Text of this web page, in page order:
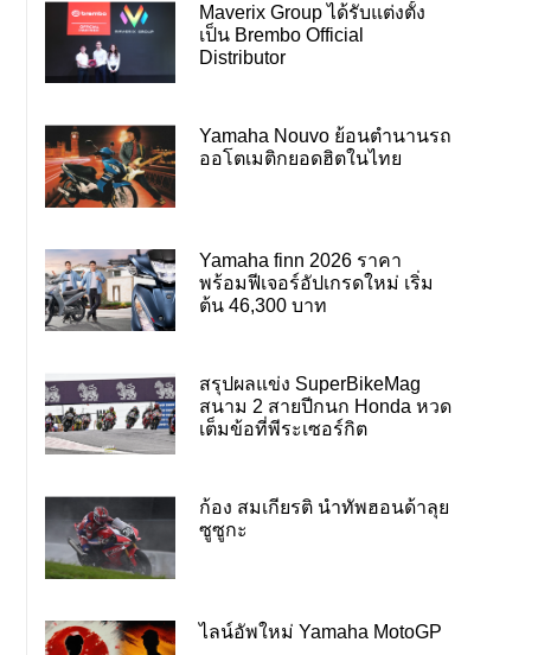
Maverix Group ได้รับแต่งตั้ง
เป็น Brembo Official
Distributor
Yamaha Nouvo ย้อนตำนานรถ
ออโตเมติกยอดฮิตในไทย
Yamaha finn 2026 ราคา
พร้อมฟีเจอร์อัปเกรดใหม่ เริ่ม
ต้น 46,300 บาท
สรุปผลแข่ง SuperBikeMag
สนาม 2 สายปีกนก Honda หวด
เต็มข้อที่พีระเซอร์กิต
ก้อง สมเกียรติ นำทัพฮอนด้าลุย
ซูซูกะ
ไลน์อัพใหม่ Yamaha MotoGP